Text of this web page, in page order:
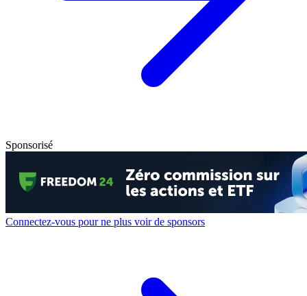
Sponsorisé
Connectez-vous pour ne plus voir de sponsors